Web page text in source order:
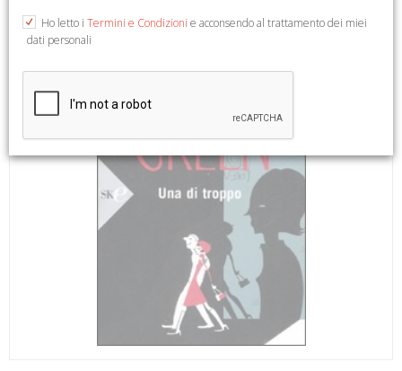
Ho letto i Termini e Condizioni e acconsendo al trattamento dei miei
dati personali